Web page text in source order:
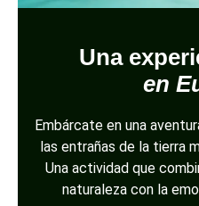
Una
en
Embárcate en una
las entrañas de la tierra
Una actividad que
naturaleza con la